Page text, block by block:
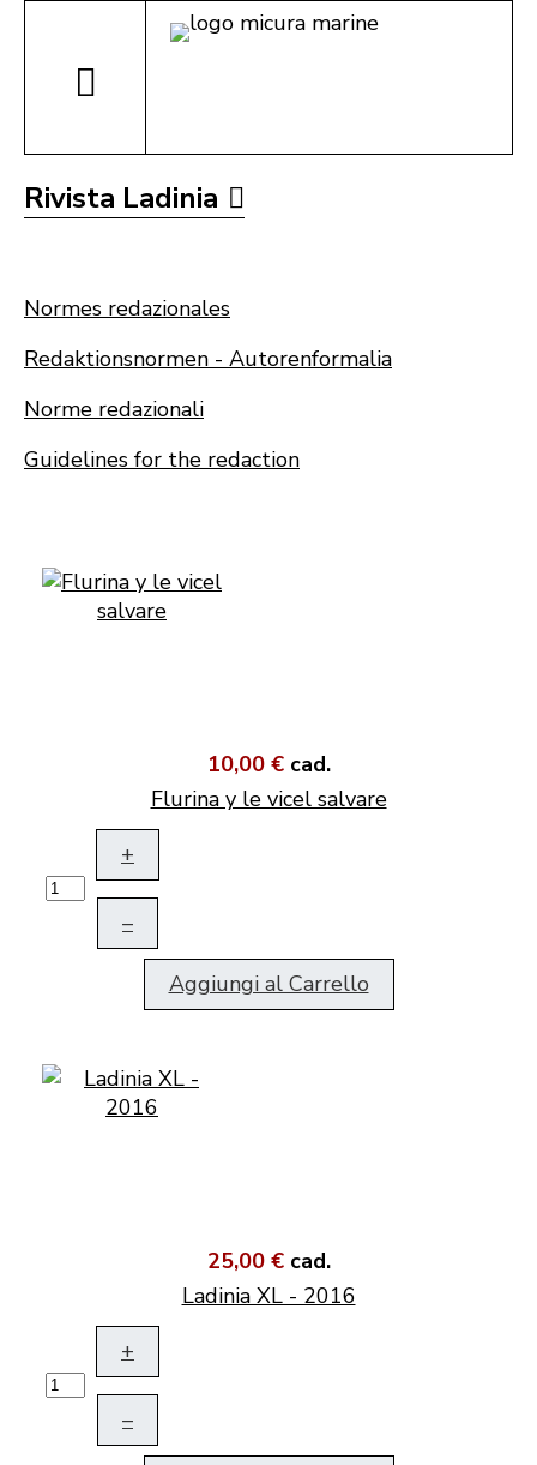
Rivista Ladinia
Normes redazionales
Redaktionsnormen - Autorenformalia
Norme redazionali
Guidelines for the redaction
10,00 € cad.
Flurina y le vicel salvare
+
–
Aggiungi al Carrello
25,00 € cad.
Ladinia XL - 2016
+
–